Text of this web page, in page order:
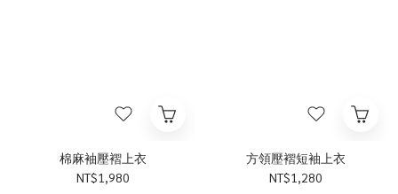
棉麻袖壓褶上衣
NT$1,980
方領壓褶短袖上衣
NT$1,280